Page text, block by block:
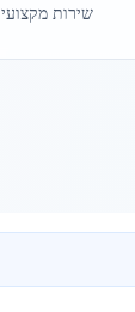
שירות מקצועי